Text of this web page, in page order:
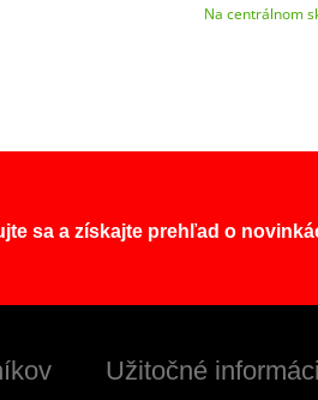
Na centrálnom
sa a získajte prehľad o
Užitočné